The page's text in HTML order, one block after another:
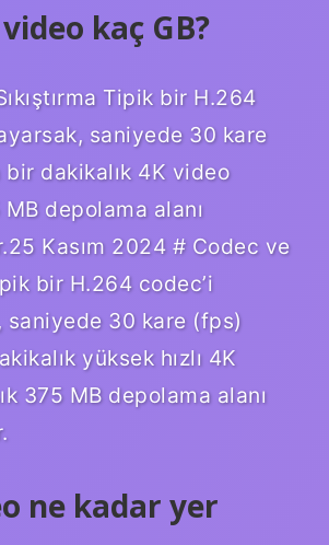
kaç GB?
Tipik bir H.264
saniyede 30 kare
bir dakikalık 4K video
depolama alanı
Kasım 2024 # Codec ve
bir H.264 codec’i
saniyede 30 kare (fps)
yüksek hızlı 4K
375 MB depolama alanı
ne kadar yer